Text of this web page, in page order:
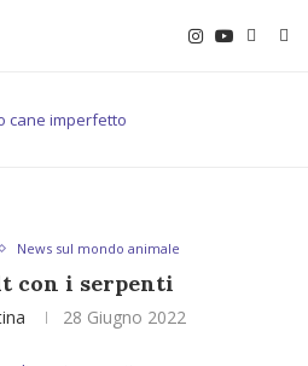
News sul mondo animale
con i serpenti
28 Giugno 2022